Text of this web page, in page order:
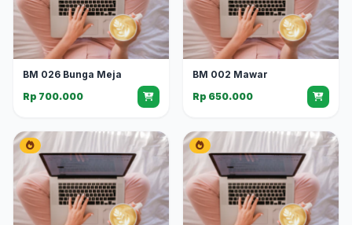
BM 026 Bunga Meja
Rp 700.000
BM 002 Mawar
Rp 650.000